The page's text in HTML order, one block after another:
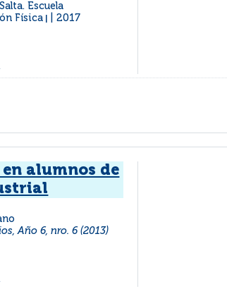
Escuela
Física
2017
alumnos de
Año 6, nro. 6 (2013)